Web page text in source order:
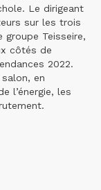
Le dirigeant
sur les trois
Teisseire,
côtés de
2022.
en
l’énergie, les